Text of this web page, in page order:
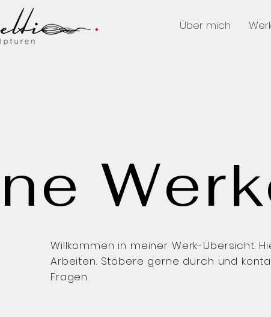
Über mich
Willkommen in meiner Werk-Übersicht.
Arbeiten. Stöbere gerne durch und
Fragen.